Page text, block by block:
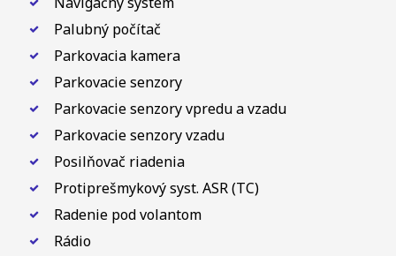
Palubný počítač
Parkovacia kamera
Parkovacie senzory
Parkovacie senzory vpredu a vzadu
Parkovacie senzory vzadu
Posilňovač riadenia
Protiprešmykový syst. ASR (TC)
Radenie pod volantom
Rádio